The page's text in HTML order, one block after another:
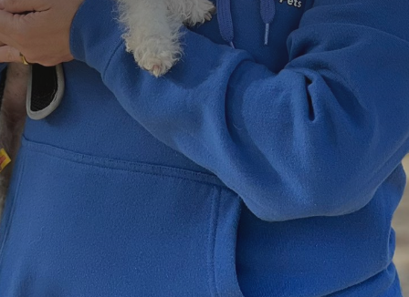
4 + 15 = Enviar